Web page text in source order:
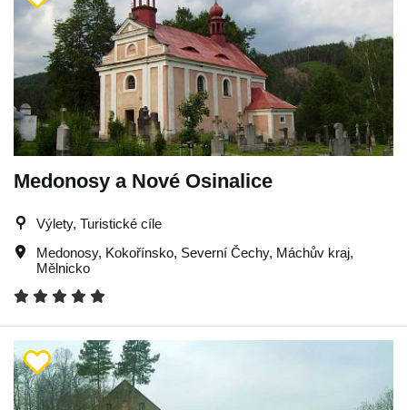
Medonosy a Nové Osinalice
Výlety, Turistické cíle
Medonosy, Kokořínsko, Severní Čechy, Máchův kraj,
Mělnicko